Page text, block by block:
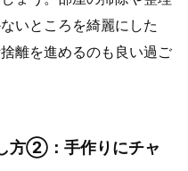
いところを綺麗にした
離を進めるのも良い過ご
方②：手作りにチャ